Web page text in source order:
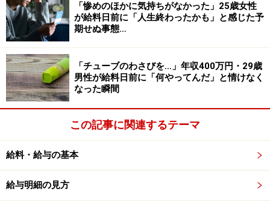
大手企業の冬ボーナス トップは建設172万
3818円、自動車も100万円超え
業種別の金額を見ると、トップは建設でなんと172万
3818円。3社のみのデータですが、他業種とは大きく差
をつけています。続いて、自動車が102万3057円、
2.31％増とこちらも100万円超えとなりました。続い
て、造船が92万3円で前年比4.09％増でした。
一方、非鉄・金属は前年比4.98％減の76万1761円。2018
年冬は9.94％増と好調だったのですが、今回は減少とな
「惨めのほかに気持ちがなかった」25歳女性
が給料日前に「人生終わったかも」と感じた予
期せぬ事態…
「チューブのわさびを…」年収400万円・29歳
男性が給料日前に「何やってんだ」と情けなく
なった瞬間
この記事に関連するテーマ
給料・給与の基本
給与明細の見方